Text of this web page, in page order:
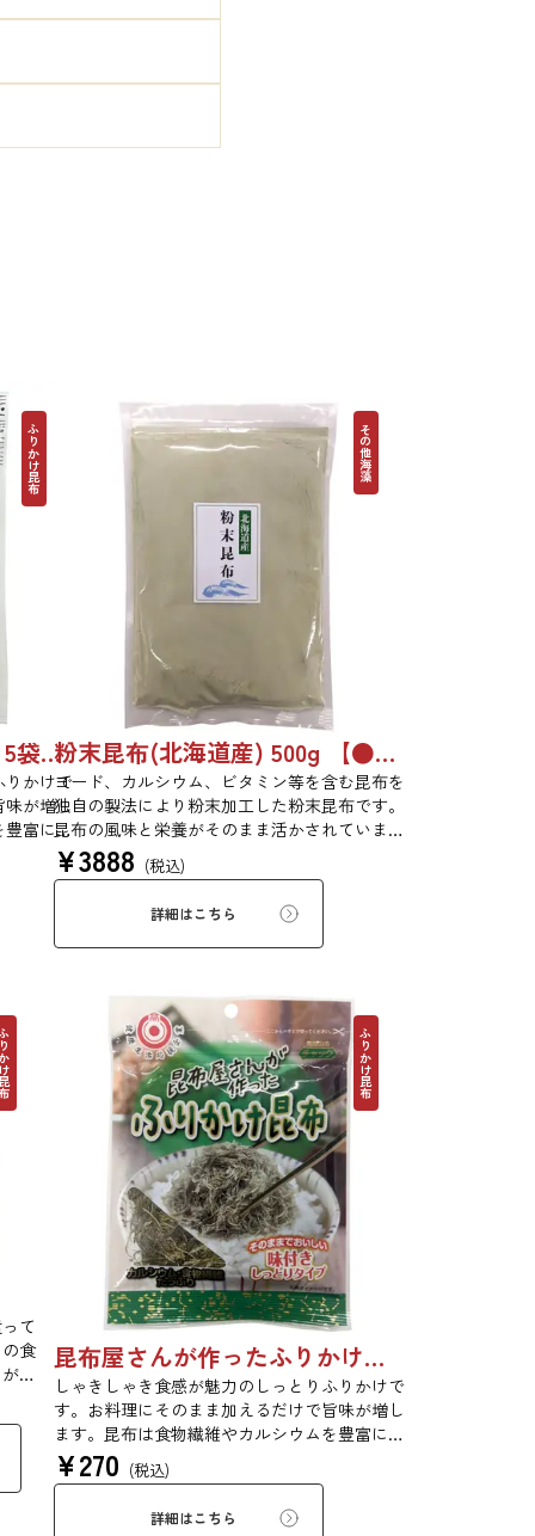
ふりかけ昆布
ふりかけ昆布 60g 単品 5袋セット 20袋セット 5102
りかけで
が増し
豊富に含
活のため
第20回
その他海藻
粉末昆布(北海道産) 500g 【●受注生産品】6759
ヨード、カルシウム、ビタミン等を含む昆布を
独自の製法により粉末加工した粉末昆布です。
昆布の風味と栄養がそのまま活かされていま
す。添加物、保存料は一切使用しておりませ
ん。（北海道産昆布100％を粉末状にしており
¥3888 (税込)
詳細はこちら
昆布
て
食
で
味
塩
ま
ふりかけ昆布
昆布屋さんが作ったふりかけ昆布 30g 単品 5袋セット 20袋セット 5072
しゃきしゃき食感が魅力のしっとりふりかけで
す。お料理にそのまま加えるだけで旨味が増し
ます。昆布は食物繊維やカルシウムを豊富に含
んでいるため、バランスのとれた食生活のため
にお使いいただけます。
¥270 (税込)
詳細はこちら